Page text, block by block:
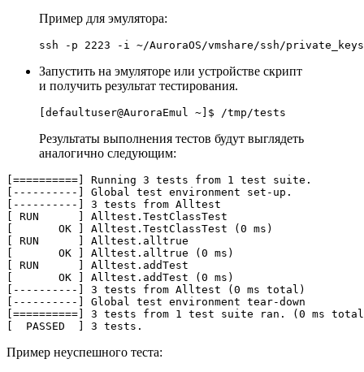
Пример для эмулятора:
Запустить на эмуляторе или устройстве скрипт
и получить результат тестирования.
Результаты выполнения тестов будут выглядеть
аналогично следующим:
[==========] Running 3 tests from 1 test suite.
[----------] Global test environment set-up.
[----------] 3 tests from Alltest
[ RUN      ] Alltest.TestClassTest
[       OK ] Alltest.TestClassTest (0 ms)
[ RUN      ] Alltest.alltrue
[       OK ] Alltest.alltrue (0 ms)
[ RUN      ] Alltest.addTest
[       OK ] Alltest.addTest (0 ms)
[----------] 3 tests from Alltest (0 ms total)
[----------] Global test environment tear-down
[==========] 3 tests from 1 test suite ran. (0 ms
Пример неуспешного теста: